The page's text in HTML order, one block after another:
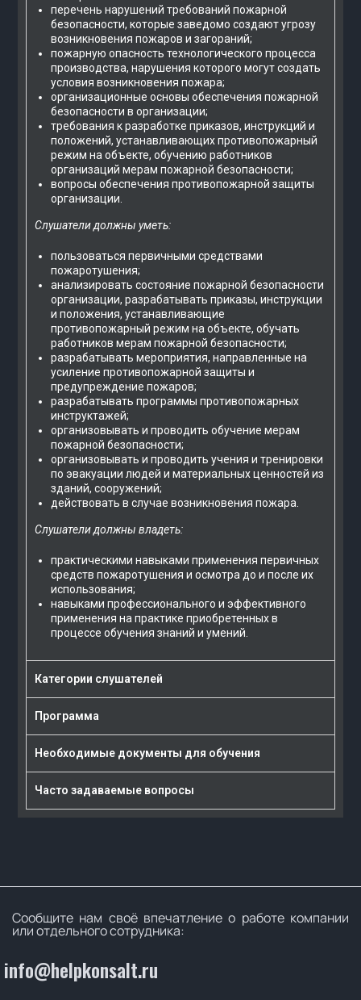
перечень нарушений требований пожарной
безопасности, которые заведомо создают угрозу
возникновения пожаров и загораний;
пожарную опасность технологического процесса
производства, нарушения которого могут создать
условия возникновения пожара;
организационные основы обеспечения пожарной
безопасности в организации;
требования к разработке приказов, инструкций и
положений, устанавливающих противопожарный
режим на объекте, обучению работников
организаций мерам пожарной безопасности;
вопросы обеспечения противопожарной защиты
организации.
Слушатели должны уметь:
пользоваться первичными средствами
пожаротушения;
анализировать состояние пожарной безопасности
организации, разрабатывать приказы, инструкции
и положения, устанавливающие
противопожарный режим на объекте, обучать
работников мерам пожарной безопасности;
разрабатывать мероприятия, направленные на
усиление противопожарной защиты и
предупреждение пожаров;
разрабатывать программы противопожарных
инструктажей;
организовывать и проводить обучение мерам
пожарной безопасности;
организовывать и проводить учения и тренировки
по эвакуации людей и материальных ценностей из
зданий, сооружений;
действовать в случае возникновения пожара.
Слушатели должны владеть:
практическими навыками применения первичных
средств пожаротушения и осмотра до и после их
использования;
навыками профессионального и эффективного
применения на практике приобретенных в
процессе обучения знаний и умений.
Категории слушателей
Программа
Необходимые документы для обучения
Часто задаваемые вопросы
Сообщите нам своё впечатление о работе компании
или отдельного сотрудника:
info@helpkonsalt.ru